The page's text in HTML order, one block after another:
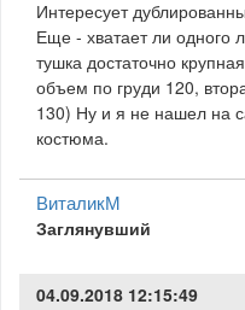
Интересует
Еще - хватает ли одного
тушка достаточно
объем по груди 120,
130) Ну и я не нашел на
костюма.
ВиталикМ
Заглянувший
04.09.2018 12:15:49